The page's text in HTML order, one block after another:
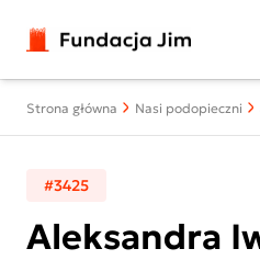
Strona główna Nasi podopieczni
#3425
Aleksandra